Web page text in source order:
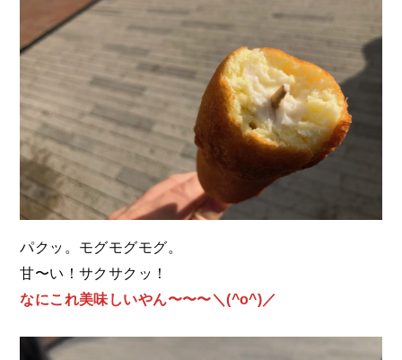
パクッ。モグモグモグ。
甘〜い！サクサクッ！
なにこれ美味しいやん〜〜〜＼(^o^)／